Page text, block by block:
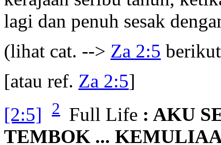
lagi dan penuh sesak
(lihat cat. --> Za 2:5
[atau ref. Za 2:5]
[2:5]
2 Full Life : AKU
TEMBOK ...